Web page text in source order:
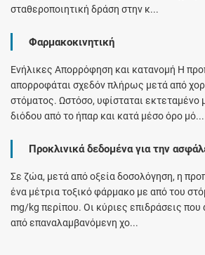
σταθεροποιητική δράση στην κ...
Φαρμακοκινητική
Ενήλικες Απορρόφηση και κατανομή Η
απορροφάται σχεδόν πλήρως μετά από
στόματος. Ωστόσο, υφίσταται
διόδου από το ήπαρ και κατά μέσο όρο μό...
Προκλινικά δεδομένα για την
Σε ζώα, μετά από οξεία δοσολόγηση, η
ένα μέτρια τοξικό φάρμακο με από του
mg/kg περίπου. Οι κύριες επιδράσεις
από επαναλαμβανόμενη χο...